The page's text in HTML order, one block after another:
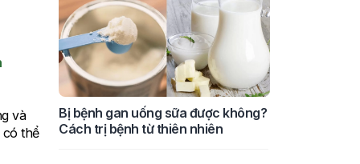
và
thể
Bị bệnh gan uống sữa được không?
Cách trị bệnh từ thiên nhiên